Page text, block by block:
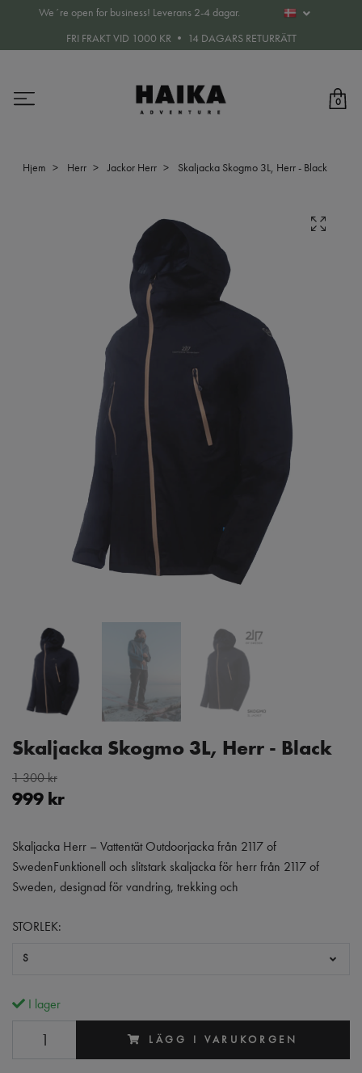
We´re open for business! Leverans 2-4 dagar.
FRI FRAKT VID 1000 KR • 14 DAGARS RETURRÄTT
0
Hjem Herr Jackor Herr Skaljacka Skogmo 3L, Herr - Black
Skaljacka Skogmo 3L, Herr - Black
1 300 kr
999 kr
Skaljacka Herr – Vattentät Outdoorjacka från 2117 of
SwedenFunktionell och slitstark skaljacka för herr från 2117 of
Sweden, designad för vandring, trekking och
STORLEK:
S
I lager
LÄGG I VARUKORGEN